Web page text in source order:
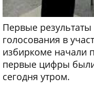
Первые
голосования в
избиркоме начали
первые цифры
сегодня утром.